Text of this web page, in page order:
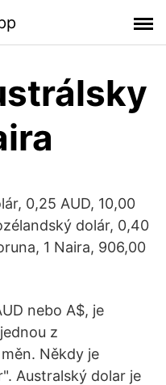
0,25 AUD, 10,00
dolár, 0,40
1 Naira, 906,00
nebo A$, je
z
Někdy je
Australský dolar je